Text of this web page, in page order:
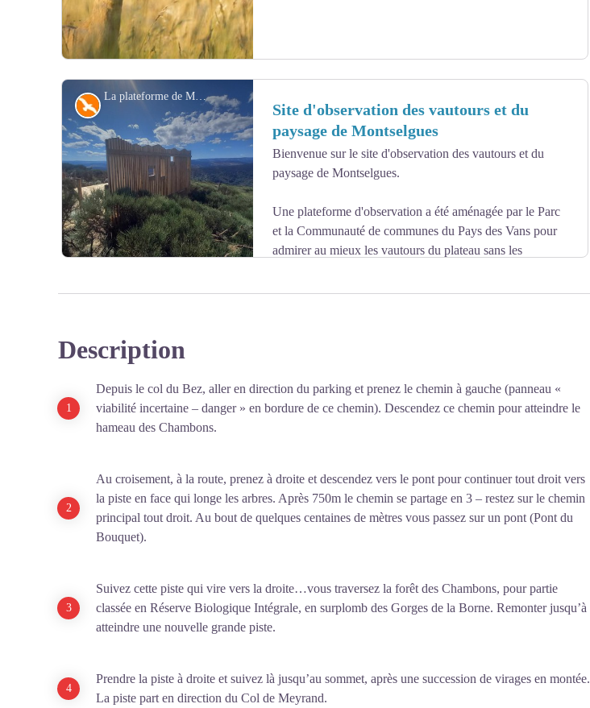
Voir l'image en plein écran
La plateforme de Montselgues, crédit N. KLEE/PNRMA
Voir l'image en plein écran
Faune
Site d'observation des vautours et du
paysage de Montselgues
Bienvenue sur le site d'observation des vautours et du
paysage de Montselgues.
Une plateforme d'observation a été aménagée par le Parc
et la Communauté de communes du Pays des Vans pour
admirer au mieux les vautours du plateau sans les
Description
Depuis le col du Bez, aller en direction du parking et prenez le chemin à gauche (panneau «
viabilité incertaine – danger » en bordure de ce chemin). Descendez ce chemin pour atteindre le
hameau des Chambons.
Au croisement, à la route, prenez à droite et descendez vers le pont pour continuer tout droit vers
la piste en face qui longe les arbres. Après 750m le chemin se partage en 3 – restez sur le chemin
principal tout droit. Au bout de quelques centaines de mètres vous passez sur un pont (Pont du
Bouquet).
Suivez cette piste qui vire vers la droite…vous traversez la forêt des Chambons, pour partie
classée en Réserve Biologique Intégrale, en surplomb des Gorges de la Borne. Remonter jusqu’à
atteindre une nouvelle grande piste.
Prendre la piste à droite et suivez là jusqu’au sommet, après une succession de virages en montée.
La piste part en direction du Col de Meyrand.